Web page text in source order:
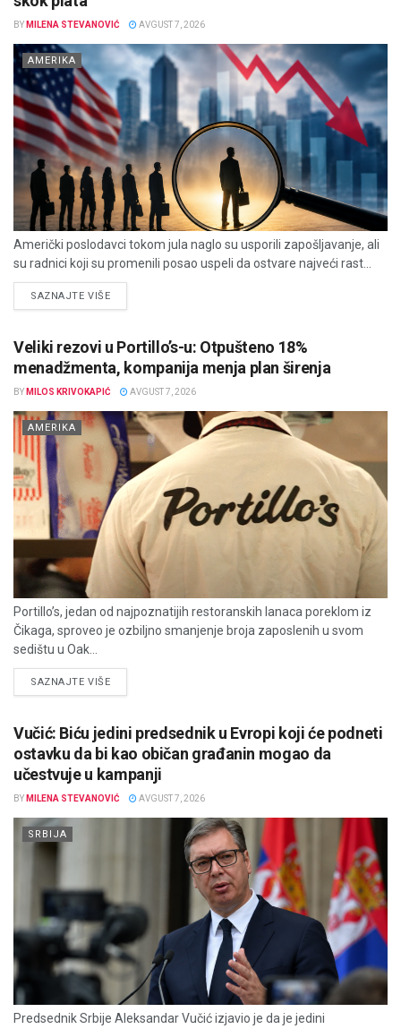
BY MILENA STEVANOVIĆ AVGUST 7, 2026
AMERIKA
Američki poslodavci tokom jula naglo su usporili zapošljavanje, ali
su radnici koji su promenili posao uspeli da ostvare najveći rast...
SAZNAJTE VIŠEDETAILS
Veliki rezovi u Portillo’s-u: Otpušteno 18%
menadžmenta, kompanija menja plan širenja
BY MILOS KRIVOKAPIĆ AVGUST 7, 2026
AMERIKA
Portillo’s, jedan od najpoznatijih restoranskih lanaca poreklom iz
Čikaga, sproveo je ozbiljno smanjenje broja zaposlenih u svom
sedištu u Oak...
SAZNAJTE VIŠEDETAILS
Vučić: Biću jedini predsednik u Evropi koji će podneti
ostavku da bi kao običan građanin mogao da
učestvuje u kampanji
BY MILENA STEVANOVIĆ AVGUST 7, 2026
SRBIJA
Predsednik Srbije Aleksandar Vučić izjavio je da je jedini